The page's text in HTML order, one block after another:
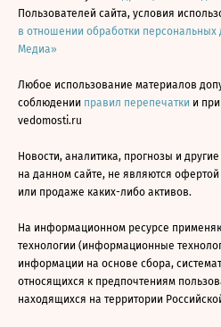
Пользователей сайта, условия
в отношении обработки
Медиа»
Любое использование материалов
соблюдении правил перепечатки и
vedomosti.ru
Новости, аналитика, прогнозы и
на данном сайте, не являются
или продаже каких-либо активов.
На информационном ресурсе
технологии (информационные
информации на основе сбора,
относящихся к предпочтениям
находящихся на территории